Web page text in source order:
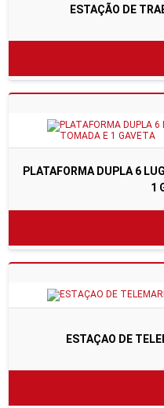
ESTAÇÃO DE
PLATAFORMA DUPLA 6
1
ESTAÇAO DE